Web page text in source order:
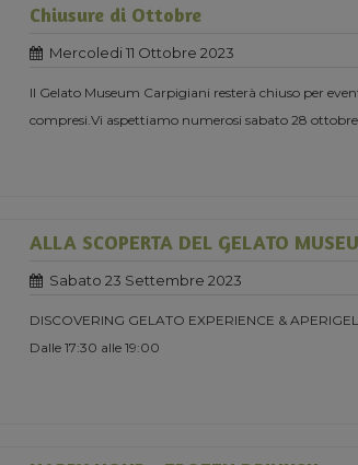
Chiusure di Ottobre
Mercoledi 11 Ottobre 2023
Il Gelato Museum Carpigiani resterà chiuso per
compresi.Vi aspettiamo numerosi sabato 28
ALLA SCOPERTA DEL GELATO
Sabato 23 Settembre 2023
DISCOVERING GELATO EXPERIENCE &
Dalle 17:30 alle 19:00